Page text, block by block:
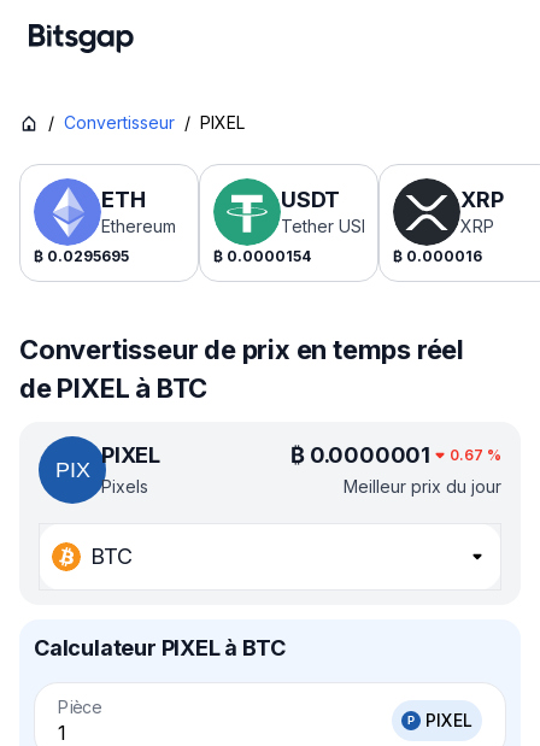
/ Convertisseur / PIXEL
ETH
Ethereum
₿ 0.0295695
USDT
Tether USDt
₿ 0.0000154
XRP
XRP
₿ 0.000016
Convertisseur de prix en temps réel
de PIXEL à BTC
PIXEL
Pixels
₿ 0.0000001 0.67 %
Meilleur prix du jour
BTC
Calculateur PIXEL à BTC
Pièce
PIXEL